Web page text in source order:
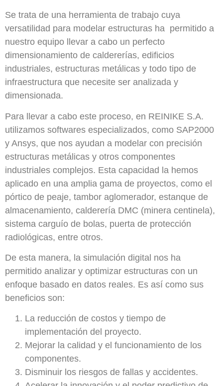
Se trata de una herramienta de trabajo cuya
versatilidad para modelar estructuras ha permitido a
nuestro equipo llevar a cabo un perfecto
dimensionamiento de caldererías, edificios
industriales, estructuras metálicas y todo tipo de
infraestructura que necesite ser analizada y
dimensionada.
Para llevar a cabo este proceso, en REINIKE S.A.
utilizamos softwares especializados, como SAP2000
y Ansys, que nos ayudan a modelar con precisión
estructuras metálicas y otros componentes
industriales complejos. Esta capacidad la hemos
aplicado en una amplia gama de proyectos, como el
pórtico de peaje, tambor aglomerador, estanque de
almacenamiento, calderería DMC (minera centinela),
sistema carguío de bolas, puerta de protección
radiológicas, entre otros.
De esta manera, la simulación digital nos ha
permitido analizar y optimizar estructuras con un
enfoque basado en datos reales. Es así como sus
beneficios son:
La reducción de costos y tiempo de
implementación del proyecto.
Mejorar la calidad y el funcionamiento de los
componentes.
Disminuir los riesgos de fallas y accidentes.